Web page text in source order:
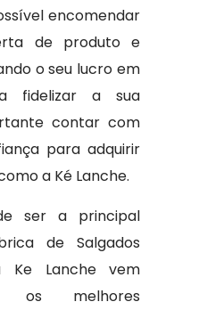
encomendar
de produto e
o seu lucro em
fidelizar a sua
contar com
para adquirir
a Ké Lanche.
ser a principal
de Salgados
Ke Lanche vem
os melhores